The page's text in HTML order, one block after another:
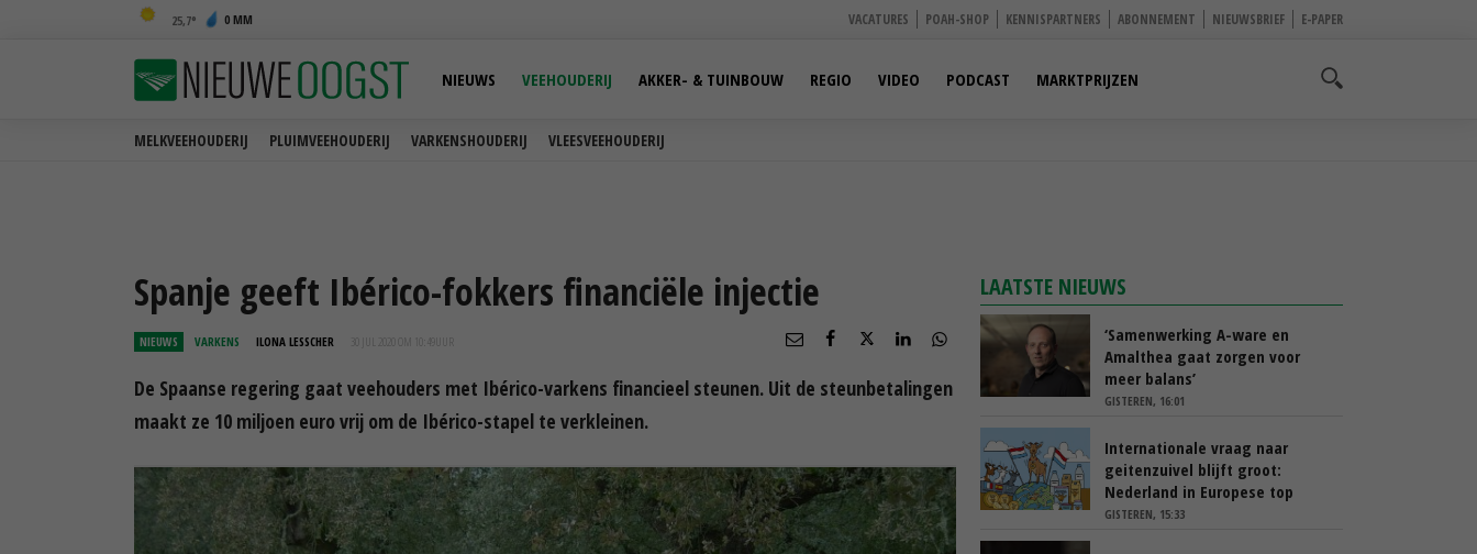
25,7 0 MM VACATURES POAH-SHOP KENNISPARTNERS ABONNEMENT NIEUWSBRIEF E-PAPER
MELKVEEHOUDERIJ PLUIMVEEHOUDERIJ VARKENSHOUDERIJ VLEESVEEHOUDERIJ
NIEUWS VEEHOUDERIJ AKKER- & TUINBOUW REGIO VIDEO PODCAST MARKTPRIJZEN
Spanje geeft Ibérico-fokkers financiële injectie
NIEUWS VARKENS ILONA LESSCHER 30 JUL 2020 OM 10:49
De Spaanse regering gaat veehouders met Ibérico-varkens financieel steunen. Uit de steunbetalingen
maakt ze 10 miljoen euro vrij om de Ibérico-stapel te verkleinen.
LAATSTE NIEUWS
‘Samenwerking A-ware en
Amalthea gaat zorgen voor
meer balans’
GISTEREN, 16:01
Internationale vraag naar
geitenzuivel blijft groot:
Nederland in Europese top
GISTEREN, 15:33